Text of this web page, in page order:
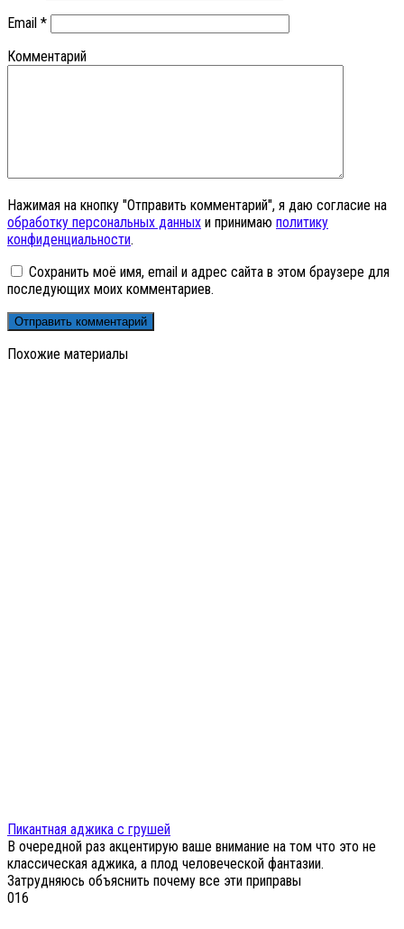
Email *
Комментарий
Нажимая на кнопку "Отправить комментарий", я даю согласие на
обработку персональных данных и принимаю политику
конфиденциальности.
Сохранить моё имя, email и адрес сайта в этом браузере для
последующих моих комментариев.
Похожие материалы
Пикантная аджика с грушей
В очередной раз акцентирую ваше внимание на том что это не
классическая аджика, а плод человеческой фантазии.
Затрудняюсь объяснить почему все эти приправы
016